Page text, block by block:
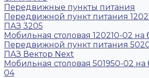
Передвижные пункты питания
Передвижной пункт питания
ПАЗ 3205
Мобильная столовая 120210-02 на
Передвижной пункт питания
ПАЗ Вектор Next
Мобильная столовая 501950-02 на
04